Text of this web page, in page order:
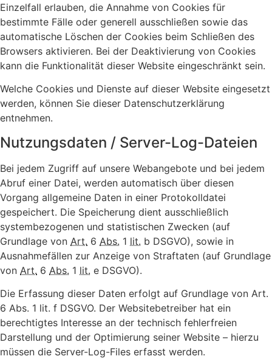
Einzelfall erlauben, die Annahme von Cookies für
bestimmte Fälle oder generell ausschließen sowie das
automatische Löschen der Cookies beim Schließen des
Browsers aktivieren. Bei der Deaktivierung von Cookies
kann die Funktionalität dieser Website eingeschränkt sein.
Welche Cookies und Dienste auf dieser Website eingesetzt
werden, können Sie dieser Datenschutzerklärung
entnehmen.
Nutzungsdaten / Server-Log-Dateien
Bei jedem Zugriff auf unsere Webangebote und bei jedem
Abruf einer Datei, werden automatisch über diesen
Vorgang allgemeine Daten in einer Protokolldatei
gespeichert. Die Speicherung dient ausschließlich
systembezogenen und statistischen Zwecken (auf
Grundlage von Art. 6 Abs. 1 lit. b DSGVO), sowie in
Ausnahmefällen zur Anzeige von Straftaten (auf Grundlage
von Art. 6 Abs. 1 lit. e DSGVO).
Die Erfassung dieser Daten erfolgt auf Grundlage von Art.
6 Abs. 1 lit. f DSGVO. Der Websitebetreiber hat ein
berechtigtes Interesse an der technisch fehlerfreien
Darstellung und der Optimierung seiner Website – hierzu
müssen die Server-Log-Files erfasst werden.